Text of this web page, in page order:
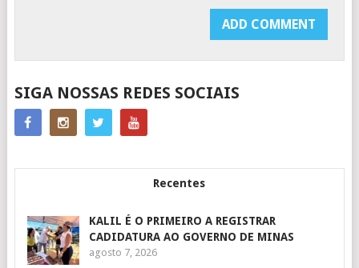
SIGA NOSSAS REDES SOCIAIS
Recentes
KALIL É O PRIMEIRO A REGISTRAR
CADIDATURA AO GOVERNO DE MINAS
agosto 7, 2026